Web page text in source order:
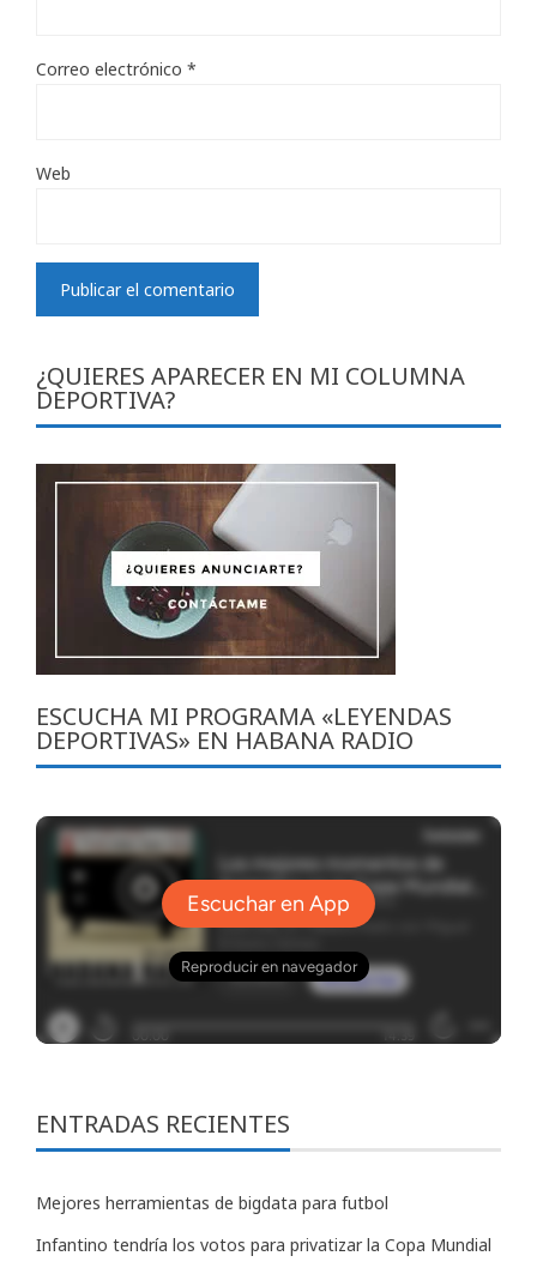
Correo electrónico *
Web
¿QUIERES APARECER EN MI COLUMNA
DEPORTIVA?
ESCUCHA MI PROGRAMA «LEYENDAS
DEPORTIVAS» EN HABANA RADIO
ENTRADAS RECIENTES
Mejores herramientas de bigdata para futbol
Infantino tendría los votos para privatizar la Copa Mundial